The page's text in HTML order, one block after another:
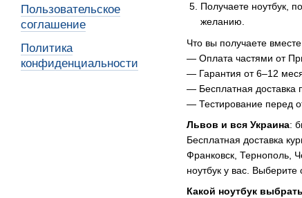
Получаете ноутбук,
желанию.
Что вы получаете
— Оплата частями от
— Гарантия от 6–12
— Бесплатная доставка
— Тестирование перед
Львов и вся Украина:
Бесплатная доставка
Франковск, Тернополь,
ноутбук у вас. Выберите
Какой ноутбук
Пользовательское
соглашение
Политика
конфиденциальности